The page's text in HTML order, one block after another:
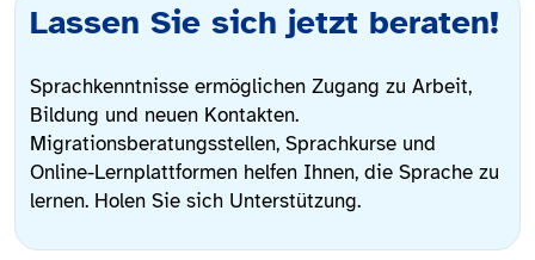
Lassen Sie sich jetzt beraten!
Sprachkenntnisse ermöglichen Zugang zu Arbeit,
Bildung und neuen Kontakten.
Migrationsberatungsstellen, Sprachkurse und
Online-Lernplattformen helfen Ihnen, die Sprache zu
lernen. Holen Sie sich Unterstützung.